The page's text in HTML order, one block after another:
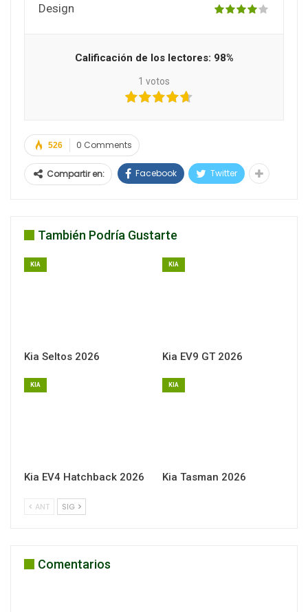
Design
Calificación de los lectores: 98%
1 votos
0 Comments
526
Compartir en: Facebook Twitter
También Podría Gustarte
KIA
Kia Seltos 2026
KIA
Kia EV9 GT 2026
KIA
Kia EV4 Hatchback 2026
KIA
Kia Tasman 2026
ANT SIG
Comentarios